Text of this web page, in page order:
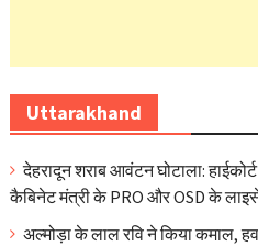
Uttarakhand
देहरादून शराब आवंटन घोटाला:
कैबिनेट मंत्री के PRO और OSD के
अल्मोड़ा के लाल रवि ने किया कमाल,